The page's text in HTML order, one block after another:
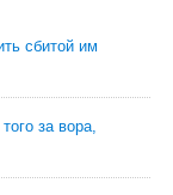
сбитой им
за вора,